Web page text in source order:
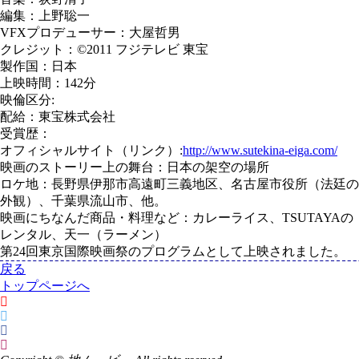
編集：上野聡一
VFXプロデューサー：大屋哲男
クレジット：©2011 フジテレビ 東宝
製作国：日本
上映時間：142分
映倫区分:
配給：東宝株式会社
受賞歴：
オフィシャルサイト（リンク）:http://www.sutekina-eiga.com/
映画のストーリー上の舞台：日本の架空の場所
ロケ地：長野県伊那市高遠町三義地区、名古屋市役所（法廷の
外観）、千葉県流山市、他。
映画にちなんだ商品・料理など：カレーライス、TSUTAYAの
レンタル、天一（ラーメン）
第24回東京国際映画祭のプログラムとして上映されました。
戻る
トップページへ